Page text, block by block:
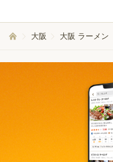
大阪 大阪 ラーメン